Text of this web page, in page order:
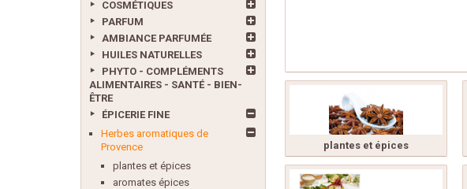
COSMÉTIQUES
PARFUM
AMBIANCE PARFUMÉE
HUILES NATURELLES
PHYTO - COMPLÉMENTS
ALIMENTAIRES - SANTÉ - BIEN-
ÊTRE
ÉPICERIE FINE
Herbes aromatiques de
Provence
plantes et épices
aromates épices
plantes et épices